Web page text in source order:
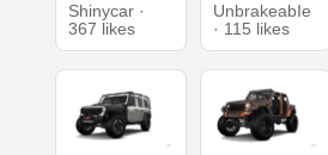
Shinycar ·
367 likes
UnbrakeabIe
· 115 likes